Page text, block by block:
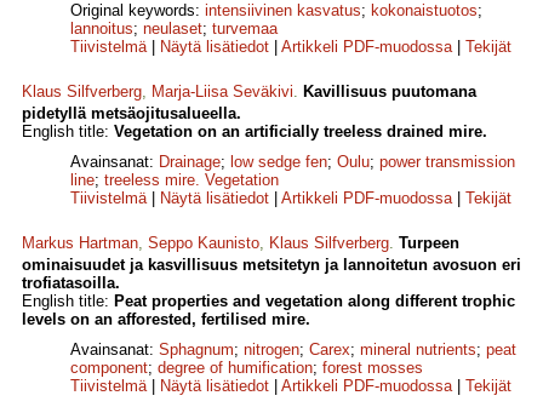
Original keywords: intensiivinen kasvatus; kokonaistuotos;
lannoitus; neulaset; turvemaa
Tiivistelmä| Näytä lisätiedot Artikkeli PDF-muodossa| Tekijät
Klaus Silfverberg, Marja-Liisa Seväkivi. Kavillisuus puutomana
pidetyllä metsäojitusalueella.
English title: Vegetation on an artificially treeless drained mire.
Avainsanat: Drainage; low sedge fen; Oulu; power transmission
line; treeless mire. Vegetation
Tiivistelmä| Näytä lisätiedot Artikkeli PDF-muodossa| Tekijät
Markus Hartman, Seppo Kaunisto, Klaus Silfverberg. Turpeen
ominaisuudet ja kasvillisuus metsitetyn ja lannoitetun avosuon eri
trofiatasoilla.
English title: Peat properties and vegetation along different trophic
levels on an afforested, fertilised mire.
Avainsanat: Sphagnum; nitrogen; Carex; mineral nutrients; peat
component; degree of humification; forest mosses
Tiivistelmä| Näytä lisätiedot Artikkeli PDF-muodossa| Tekijät